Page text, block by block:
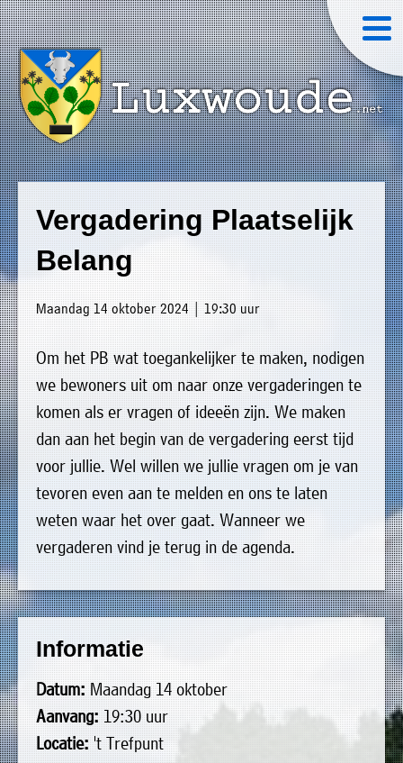
Vergadering Plaatselijk
Belang
Maandag 14 oktober 2024 | 19:30 uur
Om het PB wat toegankelijker te maken, nodigen
we bewoners uit om naar onze vergaderingen te
komen als er vragen of ideeën zijn. We maken
dan aan het begin van de vergadering eerst tijd
voor jullie. Wel willen we jullie vragen om je van
tevoren even aan te melden en ons te laten
weten waar het over gaat. Wanneer we
vergaderen vind je terug in de agenda.
Informatie
Datum:Maandag 14 oktober
Aanvang:19:30 uur
Locatie:'t Trefpunt
»
Home
»
Welkom
»
Nieuws
»
Agenda
»
Verenigingen
»
Bedrijven
»
Plaatselijk
belang
»
Informatie
lidmaatschap
»
't
Trefpunt
»
Luxwoude.net
website@luxwoude.net
Plaatselijk
belang
Op
dit
moment
bestaat
het
bestuur
uit
de
volgende
personen:
Voorzitter
vacant
Secretaris
Michiel
Modderman
Penningmeester
vacant
Algemeen
lid
Anco
Hoen
Algemeen
lid
Ids
de
Haan